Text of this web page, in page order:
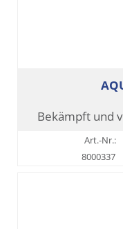
Bekämpft und
Art.-Nr.:
8000337